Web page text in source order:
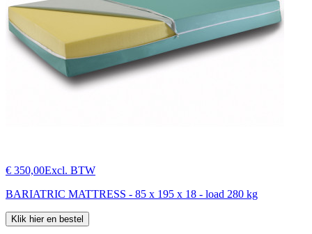
€ 350,00Excl. BTW
BARIATRIC MATTRESS - 85 x 195 x 18 - load 280 kg
Klik hier en bestel